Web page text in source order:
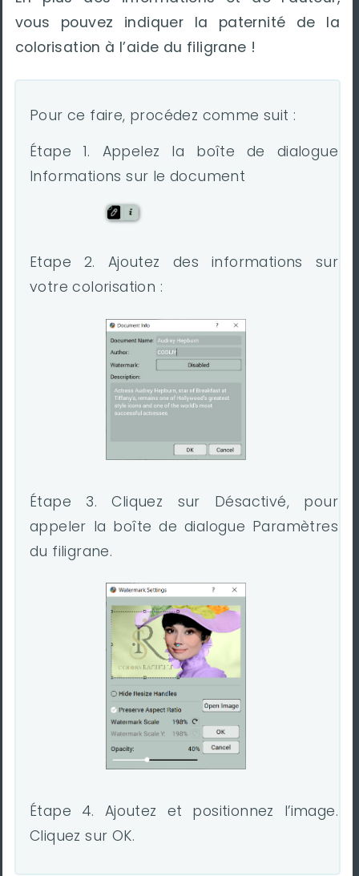
vous pouvez indiquer la paternité de la
colorisation à l’aide du filigrane !
Pour ce faire, procédez comme suit :
Étape 1. Appelez la boîte de dialogue
Informations sur le document
Etape 2. Ajoutez des informations sur
votre colorisation :
Étape 3. Cliquez sur Désactivé, pour
appeler la boîte de dialogue Paramètres
du filigrane.
Étape 4. Ajoutez et positionnez l’image.
Cliquez sur OK.